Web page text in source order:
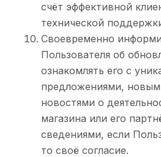
счёт эффективной
технической
Своевременно
Пользователя об
ознакомлять его с
предложениями,
новостями о
магазина или его
сведениями, если
то своё согласие.